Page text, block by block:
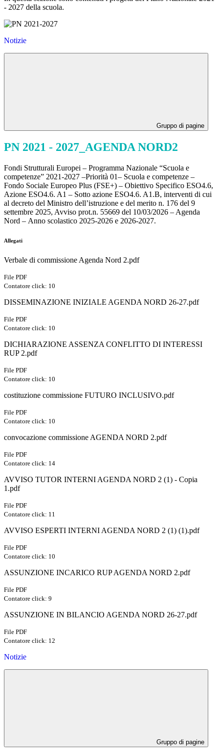
- 2027 della scuola.
Notizie
Gruppo di pagine
PN 2021 - 2027_AGENDA NORD2
Fondi Strutturali Europei – Programma Nazionale “Scuola e
competenze” 2021-2027 –Priorità 01– Scuola e competenze –
Fondo Sociale Europeo Plus (FSE+) – Obiettivo Specifico ESO4.6,
Azione ESO4.6. A1 – Sotto azione ESO4.6. A1.B, interventi di cui
al decreto del Ministro dell’istruzione e del merito n. 176 del 9
settembre 2025, Avviso prot.n. 55669 del 10/03/2026 – Agenda
Nord – Anno scolastico 2025-2026 e 2026-2027.
Allegati
Verbale di commissione Agenda Nord 2.pdf
File PDF
Contatore click: 10
DISSEMINAZIONE INIZIALE AGENDA NORD 26-27.pdf
File PDF
Contatore click: 10
DICHIARAZIONE ASSENZA CONFLITTO DI INTERESSI
RUP 2.pdf
File PDF
Contatore click: 10
costituzione commissione FUTURO INCLUSIVO.pdf
File PDF
Contatore click: 10
convocazione commissione AGENDA NORD 2.pdf
File PDF
Contatore click: 14
AVVISO TUTOR INTERNI AGENDA NORD 2 (1) - Copia
1.pdf
File PDF
Contatore click: 11
AVVISO ESPERTI INTERNI AGENDA NORD 2 (1) (1).pdf
File PDF
Contatore click: 10
ASSUNZIONE INCARICO RUP AGENDA NORD 2.pdf
File PDF
Contatore click: 9
ASSUNZIONE IN BILANCIO AGENDA NORD 26-27.pdf
File PDF
Contatore click: 12
Notizie
Gruppo di pagine